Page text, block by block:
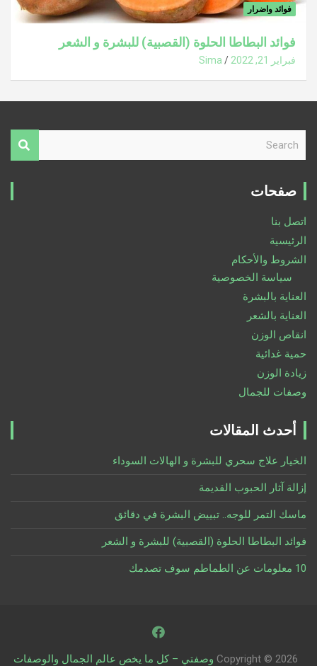
فوائد واضرار
فوائد البطاطا الحلوة (القصبية) للبشرة و الشعر
فبراير 21, 2022 Sima
r
صفحات
اتصل بنا
الرئيسية
الشروط والأحكام
سياسة الخصوصية
العناية بالبشرة
العناية بالشعر
انقاص الوزن
حمية غدائية
زيادة الوزن
وصفات للجمال
أحدث المقالات
الخيار علاج سحري للبشرة و الهالات السوداء
إزالة آثار الحبوب القديمة
ماسك التمر للوجه.. تبييض البشرة في دقائق
فوائد البطاطا الحلوة (القصبية) للبشرة و الشعر
10 معلومات عن الطماطم سوف تصدمك
Copyright © 2026 وصفتي – كل ما يخص عالم الجمال والوصفات